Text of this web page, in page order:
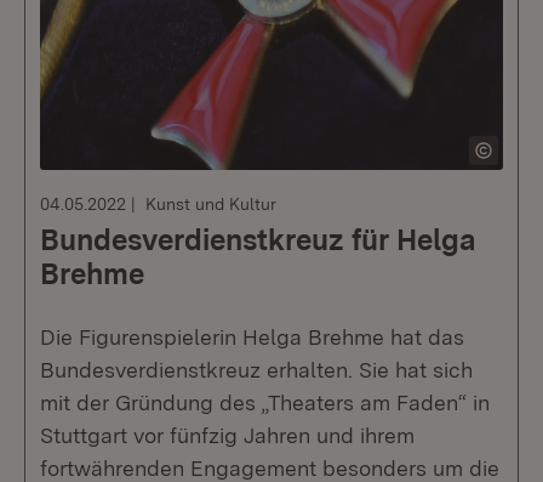
04.05.2022 Kunst und Kultur
Bundesverdienstkreuz für Helga
Brehme
Die Figurenspielerin Helga Brehme hat das
Bundesverdienstkreuz erhalten. Sie hat sich
mit der Gründung des „Theaters am Faden“ in
Stuttgart vor fünfzig Jahren und ihrem
fortwährenden Engagement besonders um die